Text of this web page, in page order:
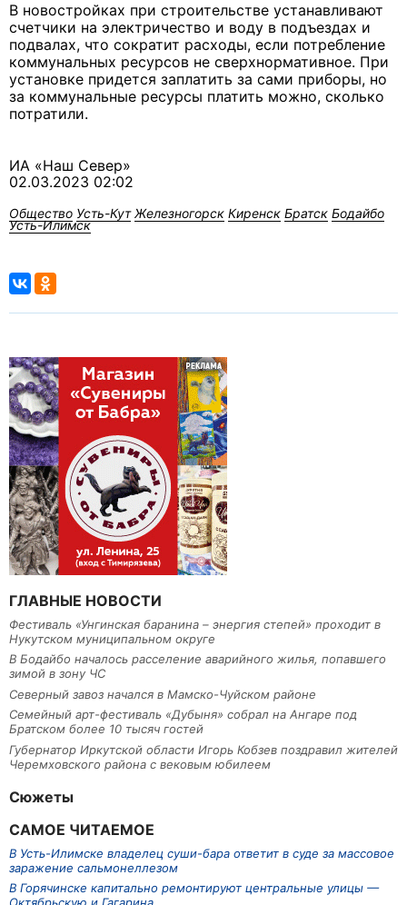
В новостройках при строительстве устанавливают
счетчики на электричество и воду в подъездах и
подвалах, что сократит расходы, если потребление
коммунальных ресурсов не сверхнормативное. При
установке придется заплатить за сами приборы, но
за коммунальные ресурсы платить можно, сколько
потратили.
ИА «Наш Север»
02.03.2023 02:02
Общество Усть-Кут Железногорск Киренск Братск Бодайбо
Усть-Илимск
ГЛАВНЫЕ НОВОСТИ
Фестиваль «Унгинская баранина – энергия степей» проходит в
Нукутском муниципальном округе
В Бодайбо началось расселение аварийного жилья, попавшего
зимой в зону ЧС
Северный завоз начался в Мамско-Чуйском районе
Семейный арт-фестиваль «Дубыня» собрал на Ангаре под
Братском более 10 тысяч гостей
Губернатор Иркутской области Игорь Кобзев поздравил жителей
Черемховского района с вековым юбилеем
Сюжеты
САМОЕ ЧИТАЕМОЕ
В Усть-Илимске владелец суши-бара ответит в суде за массовое
заражение сальмонеллезом
В Горячинске капитально ремонтируют центральные улицы —